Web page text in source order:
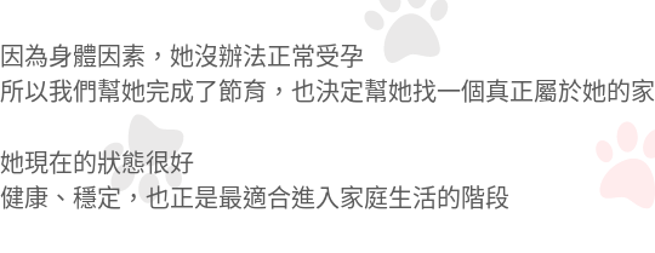
因為身體因素，她沒辦法正常受孕
所以我們幫她完成了節育，也決定幫她找一個真正屬於她的家
她現在的狀態很好
健康、穩定，也正是最適合進入家庭生活的階段